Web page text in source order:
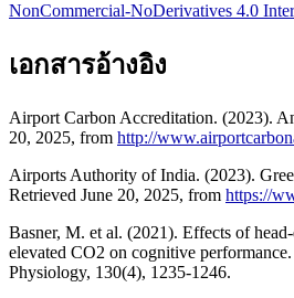
NonCommercial-NoDerivatives 4.0
เอกสารอ้างอิง
Airport Carbon Accreditation. (2023).
20, 2025, from http://
Airports Authority of India. (2023).
Retrieved June 20, 2025, from https://
Basner, M. et al. (2021). Effects of
elevated CO2 on cognitive
Physiology, 130(4), 1235-1246.